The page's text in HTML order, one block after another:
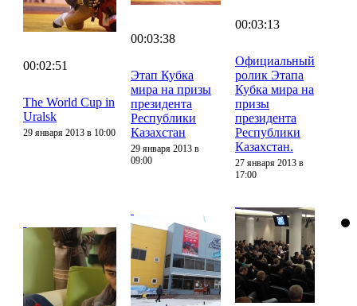
00:02:51
The World Cup in
Uralsk
29 января 2013 в 10:00
00:03:38
Этап Кубка
мира на призы
президента
Республики
Казахстан
29 января 2013 в
09:00
00:03:13
Официальный
ролик Этапа
Кубка мира на
призы
президента
Республики
Казахстан.
27 января 2013 в
17:00